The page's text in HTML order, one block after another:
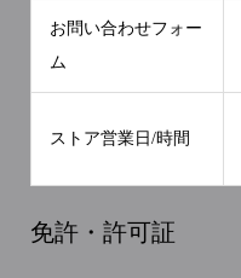
お問い合わせフォー
ム
ストア営業日/時間
免許・許可証